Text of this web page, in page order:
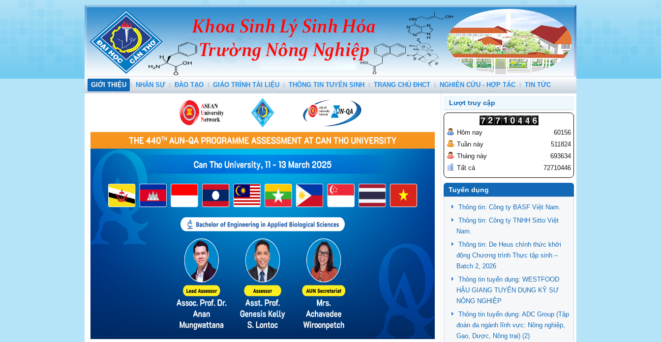
GIỚI THIỆU NHÂN SỰ ĐÀO TẠO GIÁO TRÌNH TÀI LIỆU THÔNG TIN TUYỂN SINH TRANG CHỦ ĐHCT NGHIÊN CỨU - HỢP TÁC TIN TỨC
Lượt truy cập
Hôm nay
Tuần này
Tháng này
Tất cả
60156
511824
693634
72710446
Tuyển dụng
Thông tin: Công ty BASF Việt Nam.
Thông tin: Công ty TNHH Sitto Việt
Nam.
Thông tin: De Heus chính thức khởi
động Chương trình Thực tập sinh –
Batch 2, 2026
Thông tin tuyển dụng: WESTFOOD
HẬU GIANG TUYỂN DỤNG KỸ SƯ
NÔNG NGHIỆP
Thông tin tuyển dụng: ADC Group (Tập
đoàn đa ngành lĩnh vực: Nông nghiệp,
Gạo, Dược, Nông trại) (2)